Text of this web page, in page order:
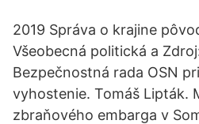
2019 Správa o krajine
Všeobecná politická a
Bezpečnostná rada OSN
vyhostenie. Tomáš Lipták.
zbraňového embarga v